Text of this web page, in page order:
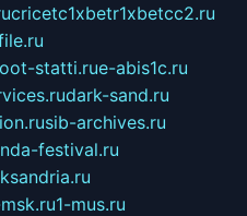
cricetc1xbetr1xbetcc2.ru
statti.rue-abis1c.ru
dark-sand.ru
sib-archives.ru
festival.ru
1-mus.ru